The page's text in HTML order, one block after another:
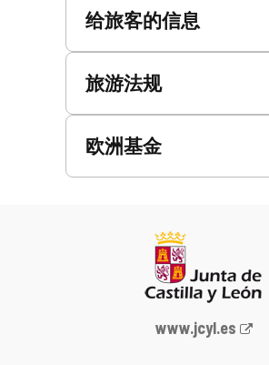
给旅客的信息
旅游法规
欧洲基金
Junta
www.jcyl.es